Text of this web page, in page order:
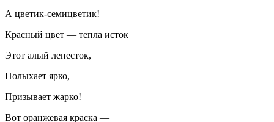
А цветик-семицветик!
Красный цвет — тепла исток
Этот алый лепесток,
Полыхает ярко,
Призывает жарко!
Вот оранжевая краска —